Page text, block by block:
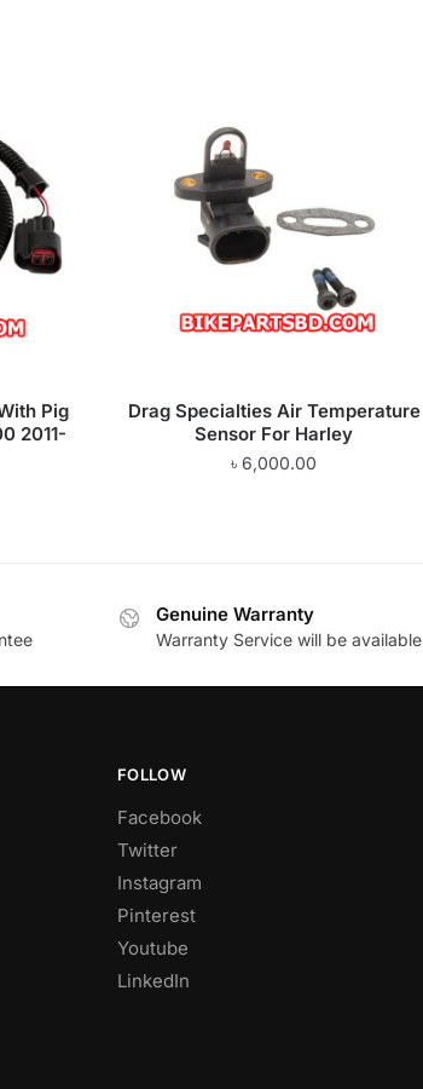
Pig
2011-
Drag Specialties Air Temperature
Sensor For Harley
৳6,000.00
Genuine Warranty
Warranty Service will be available
FOLLOW
Facebook
Twitter
Instagram
Pinterest
Youtube
LinkedIn